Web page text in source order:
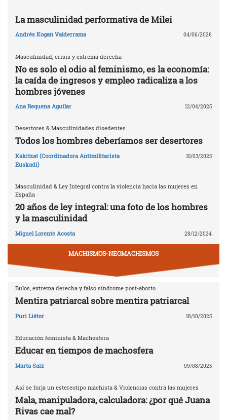
La masculinidad performativa de Milei
Andrés Kogan Valderrama 04/06/2026
Masculinidad, crisis y extrema derecha
No es solo el odio al feminismo, es la economía:
la caída de ingresos y empleo radicaliza a los
hombres jóvenes
Ana Requena Aguilar 12/04/2025
Desertores & Masculinidades disedentes
Todos los hombres deberíamos ser desertores
Kakitzat (Coordinadora Antimilitarista
Euskadi)
15/03/2025
Masculinidad & Ley Integral contra la violencia hacia las mujeres en
España
20 años de ley integral: una foto de los hombres
y la masculinidad
Miguel Lorente Acosta 28/12/2024
MACHISMOS-NEOMACHISMOS
Bulos, extrema derecha y falso síndrome post-aborto
Mentira patriarcal sobre mentira patriarcal
Puri Liétor 18/10/2025
Educación feminista & Machosfera
Educar en tiempos de machosfera
Marta Saiz 09/08/2025
Así se forja un estereotipo machista & Violencias contra las mujeres
Mala, manipuladora, calculadora: ¿por qué Juana
Rivas cae mal?